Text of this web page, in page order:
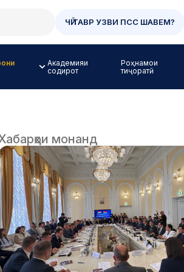
ЧӢ ТАВР УЗВИ ПСС ШАВЕМ?
Академияи
содирот
Роҳнамои
тиҷоратӣ
монанд